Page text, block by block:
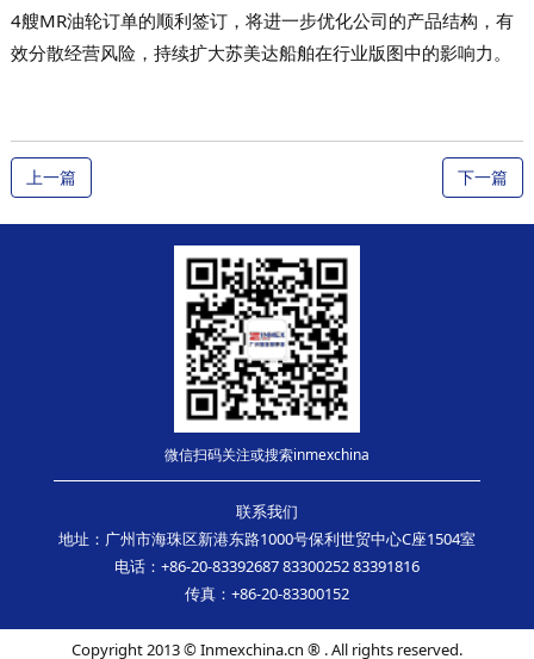
4艘MR油轮订单的顺利签订，将进一步优化公司的产品结构，有
效分散经营风险，持续扩大苏美达船舶在行业版图中的影响力。
上一篇 下一篇
微信扫码关注或搜索inmexchina
联系我们
地址：广州市海珠区新港东路1000号保利世贸中心C座1504室
电话：+86-20-83392687 83300252 83391816
传真：+86-20-83300152
Copyright 2013 © Inmexchina.cn ® . All rights reserved.